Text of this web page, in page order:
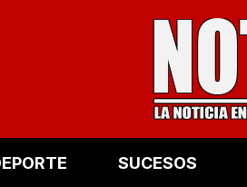
SUCESOS